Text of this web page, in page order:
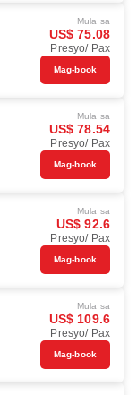
Mula sa
US$ 75.08
Presyo/ Pax
Mag-book
Mula sa
US$ 78.54
Presyo/ Pax
Mag-book
Mula sa
US$ 92.6
Presyo/ Pax
Mag-book
Mula sa
US$ 109.6
Presyo/ Pax
Mag-book